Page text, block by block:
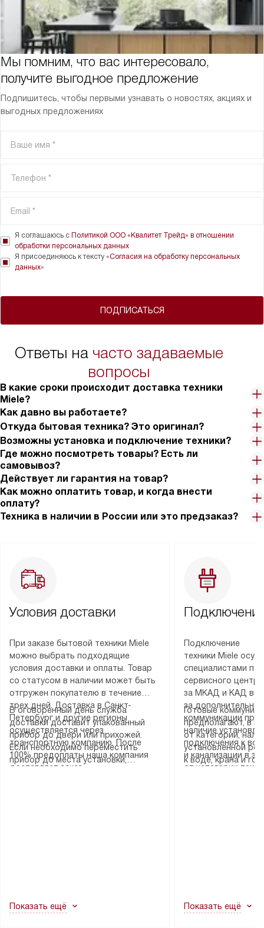
Мы помним, что вас интересовало,
получите выгодное предложение
Подпишитесь, чтобы первыми узнавать о новостях, акциях и
выгодных предложениях
ПОДПИСАТЬСЯ
Я соглашаюсь с Политикой ООО «Квалитет Трейд» в отношении
обработки персональных данных
Я присоединяюсь к тексту «Согласия на обработку персональных
данных»
Ответы на часто задаваемые
вопросы
В какие сроки происходит доставка техники
Miele?
Как давно вы работаете?
Откуда бытовая техника? Это оригинал?
Возможны установка и подключение техники?
Где можно посмотреть товары? Есть ли
самовывоз?
Действует ли гарантия на товар?
Как можно оплатить товар, и когда внести
оплату?
Техника в наличии в России или это предзаказ?
Условия доставки
При заказе бытовой техники Miele
можно выбрать подходящие
условия доставки и оплаты. Товар
со статусом в наличии может быть
отгружен покупателю в течение
трех дней. Доставка в Санкт-
Петербург и другие регионы
осуществляется через
транспортную компанию. После
100% предоплаты наша компания
доставляет заказ
В оговоренный день служба
доставки доставит упакованный
прибор до двери или прихожей.
Если необходимо переместить
прибор до места установки,
в гарантийном ремонте в будущем.
Показать ещё
Подключение
техники Miele
специалистами
сервисного
за МКАД и КАД
за
коммуникации
наличие
подключения к
и канализации в
от категории
Готовые
предполагают, в
от категории,
установленной
к воде, крана и
не включаются:
Показать ещё